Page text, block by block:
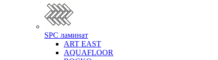
SPC ламинат
ART EAST
AQUAFLOOR